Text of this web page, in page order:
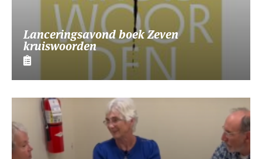
Lanceringsavond boek Zeven
kruiswoorden